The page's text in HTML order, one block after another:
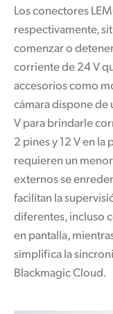
Los conectores
respectivamente,
comenzar o
corriente de 24 V
accesorios como
cámara dispone de
V para brindarle
2 pines y 12 V en
requieren un
externos se
facilitan la
diferentes, incluso
en pantalla,
simplifica la
Blackmagic Cloud.